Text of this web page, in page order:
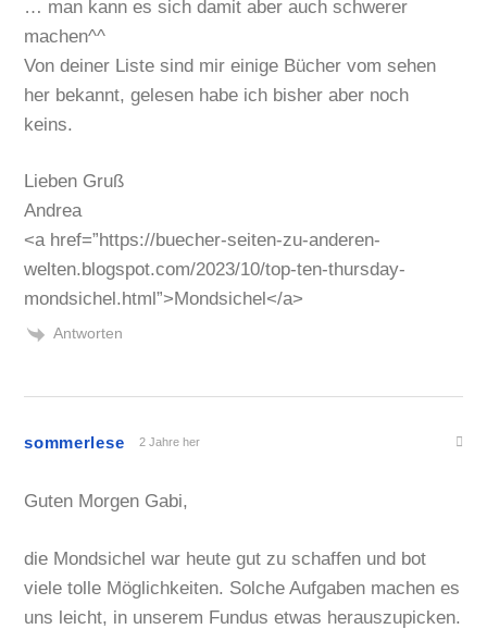
… man kann es sich damit aber auch schwerer
machen^^
Von deiner Liste sind mir einige Bücher vom sehen
her bekannt, gelesen habe ich bisher aber noch
keins.
Lieben Gruß
Andrea
<a href=”https://buecher-seiten-zu-anderen-
welten.blogspot.com/2023/10/top-ten-thursday-
mondsichel.html”>Mondsichel</a>
Antworten
sommerlese 2 Jahre her
Guten Morgen Gabi,
die Mondsichel war heute gut zu schaffen und bot
viele tolle Möglichkeiten. Solche Aufgaben machen es
uns leicht, in unserem Fundus etwas herauszupicken.